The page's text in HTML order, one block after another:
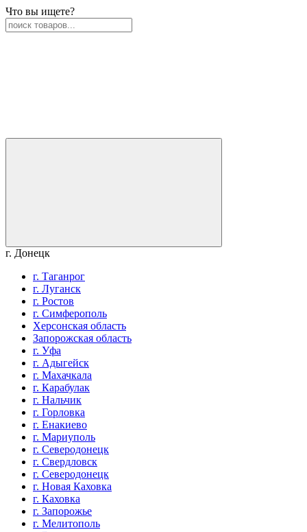
Что вы ищете?
г. Донецк
г. Таганрог
г. Луганск
г. Ростов
г. Симферополь
Херсонская область
Запорожская область
г. Уфа
г. Адыгейск
г. Махачкала
г. Карабулак
г. Нальчик
г. Горловка
г. Енакиево
г. Мариуполь
г. Северодонецк
г. Свердловск
г. Северодонецк
г. Новая Каховка
г. Каховка
г. Запорожье
г. Мелитополь